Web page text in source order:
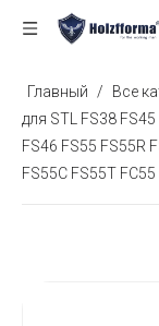
Главный / Все
для STL FS38 FS45
FS46 FS55 FS55R
FS55C FS55T